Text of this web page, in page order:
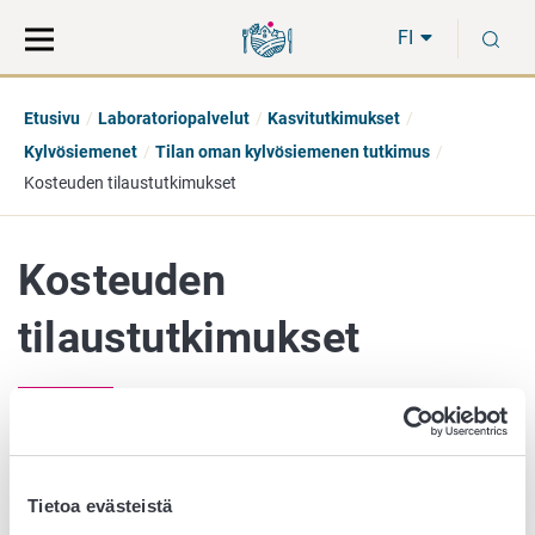
Tietoa evästeistä
suoraan
sisältöön
koko
sivuston
FI
Etusivu Laboratoriopalvelut
Kasvitutkimukset
Kylvösiemenet
Tilan oman kylvösiemenen tutkimus
Kosteuden tilaustutkimukset
Kosteuden
tilaustutkimukset
Teemme tilauksesta siemenen kosteusanalyyseja viljoille,